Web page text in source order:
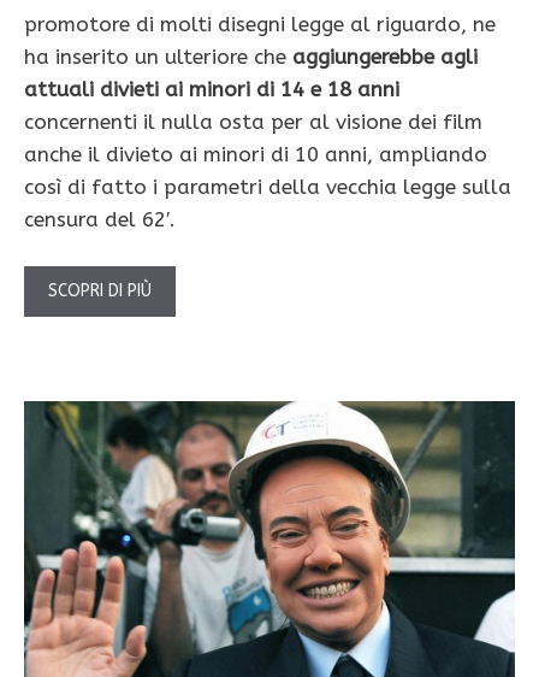
promotore di molti disegni legge al riguardo, ne
ha inserito un ulteriore che aggiungerebbe agli
attuali divieti ai minori di 14 e 18 anni
concernenti il nulla osta per al visione dei film
anche il divieto ai minori di 10 anni, ampliando
così di fatto i parametri della vecchia legge sulla
censura del 62′.
SCOPRI DI PIÙ